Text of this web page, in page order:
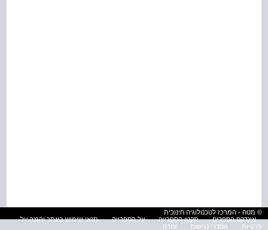
© מטח - המרכז לטכנולוגיה חינוכית
אינדקס הספרים
תקנון הספרייה על הספרייה
תנאי שימוש באתר והגנה על
פרטיות
הסדרי נגישות עזרה